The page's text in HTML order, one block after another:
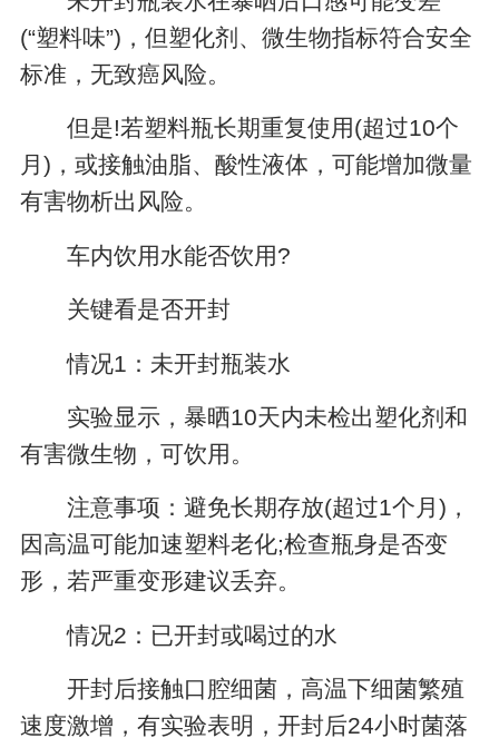
(“塑料味”)，但塑化剂、微生物指标符合安全
标准，无致癌风险。
但是!若塑料瓶长期重复使用(超过10个
月)，或接触油脂、酸性液体，可能增加微量
有害物析出风险。
车内饮用水能否饮用?
关键看是否开封
情况1：未开封瓶装水
实验显示，暴晒10天内未检出塑化剂和
有害微生物，可饮用。
注意事项：避免长期存放(超过1个月)，
因高温可能加速塑料老化;检查瓶身是否变
形，若严重变形建议丢弃。
情况2：已开封或喝过的水
开封后接触口腔细菌，高温下细菌繁殖
速度激增，有实验表明，开封后24小时菌落